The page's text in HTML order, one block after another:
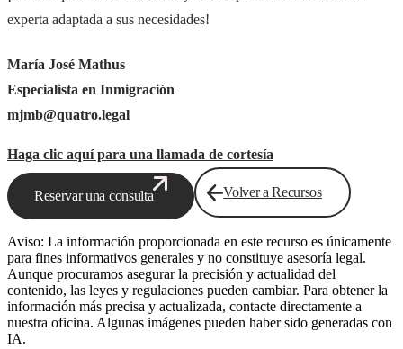
experta adaptada a sus necesidades!
María José Mathus
Especialista en Inmigración
mjmb@quatro.legal
Haga clic aquí para una llamada de cortesía
Reservar una consulta Volver a Recursos
Aviso: La información proporcionada en este recurso es únicamente
para fines informativos generales y no constituye asesoría legal.
Aunque procuramos asegurar la precisión y actualidad del
contenido, las leyes y regulaciones pueden cambiar. Para obtener la
información más precisa y actualizada, contacte directamente a
nuestra oficina. Algunas imágenes pueden haber sido generadas con
IA.